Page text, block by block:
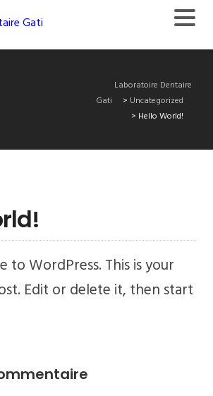
Laboratoire Dentaire
Gati
> Uncategorized
> Hello World!
to WordPress. This is your
Edit or delete it, then start